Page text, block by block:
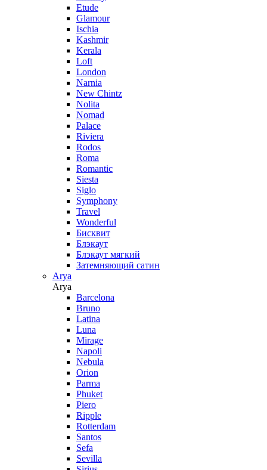
Etude
Glamour
Ischia
Kashmir
Kerala
Loft
London
Narnia
New Chintz
Nolita
Nomad
Palace
Riviera
Rodos
Roma
Romantic
Siesta
Siglo
Symphony
Travel
Wonderful
Бисквит
Блэкаут
Блэкаут мягкий
Затемняющий сатин
Arya
Arya
Barcelona
Bruno
Latina
Luna
Mirage
Napoli
Nebula
Orion
Parma
Phuket
Piero
Ripple
Rotterdam
Santos
Sefa
Sevilla